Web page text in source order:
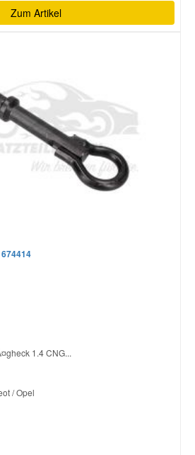
Zum Artikel
1.4 CNG...
/ Opel